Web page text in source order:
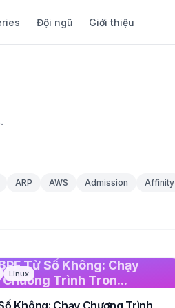
Đội ngũ Giới thiệu
ARP AWS Admission Affinity
Từ Số Không: Chạy
Chương Trình Tron...
Linux
Không: Chạy Chương Trình